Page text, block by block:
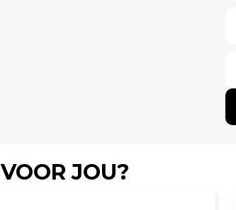
JOU?